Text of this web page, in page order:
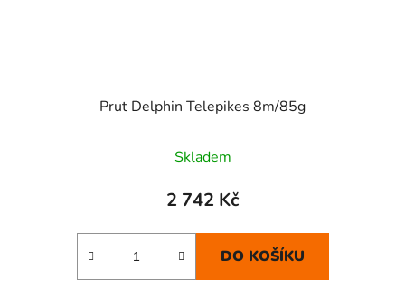
Prut Delphin Telepikes 8m/85g
Skladem
2 742 Kč
DO KOŠÍKU